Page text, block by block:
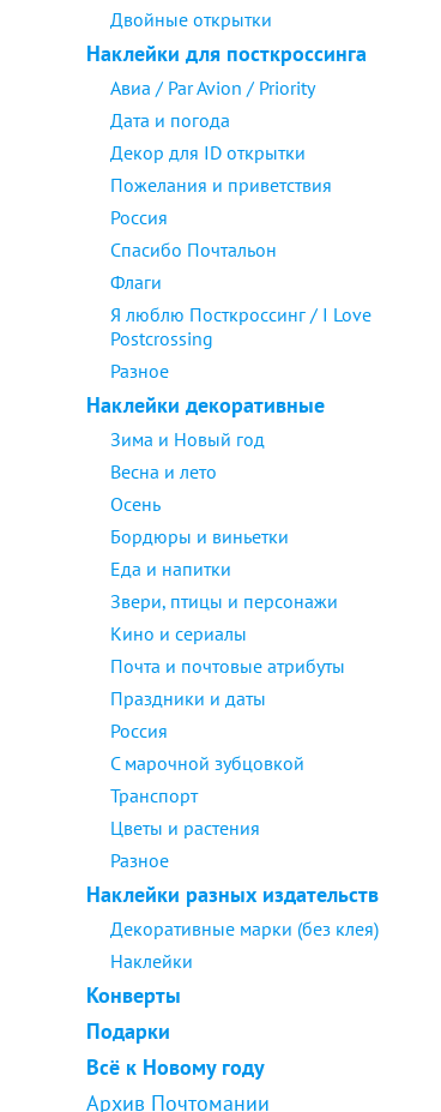
Двойные открытки
Наклейки для посткроссинга
Авиа / Par Avion / Priority
Дата и погода
Декор для ID открытки
Пожелания и приветствия
Россия
Спасибо Почтальон
Флаги
Я люблю Посткроссинг / I Love
Postcrossing
Разное
Наклейки декоративные
Зима и Новый год
Весна и лето
Осень
Бордюры и виньетки
Еда и напитки
Звери, птицы и персонажи
Кино и сериалы
Почта и почтовые атрибуты
Праздники и даты
Россия
С марочной зубцовкой
Транспорт
Цветы и растения
Разное
Наклейки разных издательств
Декоративные марки (без клея)
Наклейки
Конверты
Подарки
Всё к Новому году
Архив Почтомании